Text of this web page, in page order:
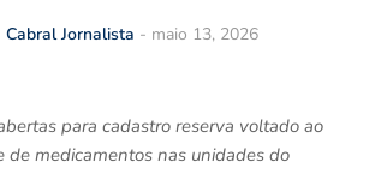
Cabral Jornalista - maio 13, 2026
para cadastro reserva voltado ao
de medicamentos nas unidades do